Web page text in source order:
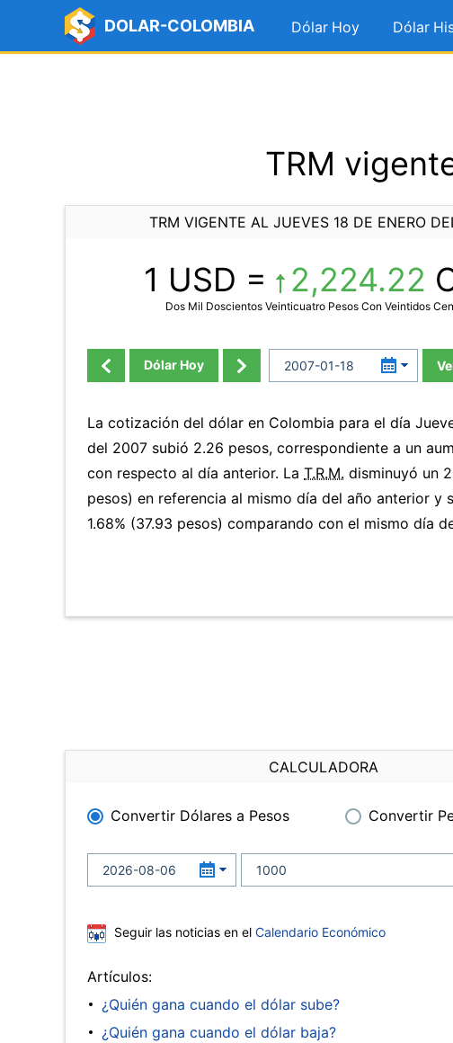
DOLAR-COLOMBIA Dólar Hoy Dólar
TRM
TRM VIGENTE AL JUEVES 18 DE ENERO
1 USD = 2,224.22
Dos Mil Doscientos Veinticuatro Pesos Con Veintidos
Dólar Hoy
La cotización del dólar en Colombia para el día
del 2007 subió 2.26 pesos, correspondiente a un
con respecto al día anterior. La T.R.M. disminuyó un
pesos) en referencia al mismo día del año anterior y
1.68% (37.93 pesos) comparando con el mismo día
CALCULADORA
Convertir Dólares a Pesos Convertir
Seguir las noticias en el Calendario Económico
Artículos:
¿Quién gana cuando el dólar sube?
¿Quién gana cuando el dólar baja?